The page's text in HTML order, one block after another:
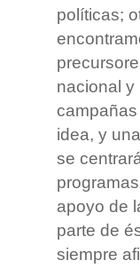
políticas;
nacional y
idea, y
se
apoyo de
parte de
siempre